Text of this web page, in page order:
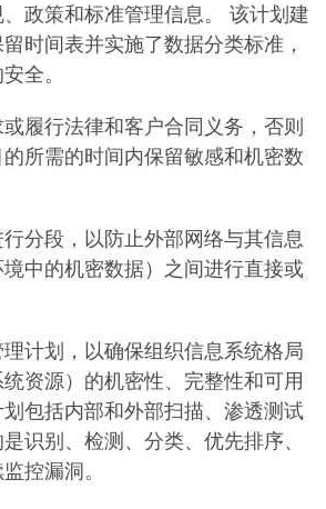
政策和标准管理信息。 该计划建
时间表并实施了数据分类标准，
全。
履行法律和客户合同义务，否则
所需的时间内保留敏感和机密数
分段，以防止外部网络与其信息
中的机密数据）之间进行直接或
计划，以确保组织信息系统格局
统资源）的机密性、完整性和可用
包括内部和外部扫描、渗透测试
识别、检测、分类、优先排序、
控漏洞。